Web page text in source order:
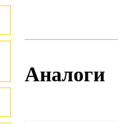
Аналоги